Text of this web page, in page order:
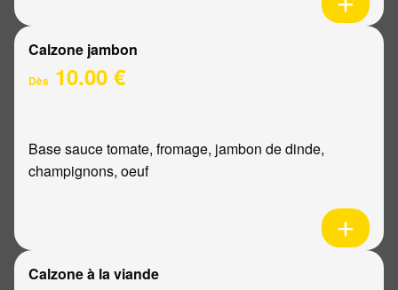
Calzone jambon
Dès 10.00 €
Base sauce tomate, fromage, jambon de dinde,
champignons, oeuf
Calzone à la viande